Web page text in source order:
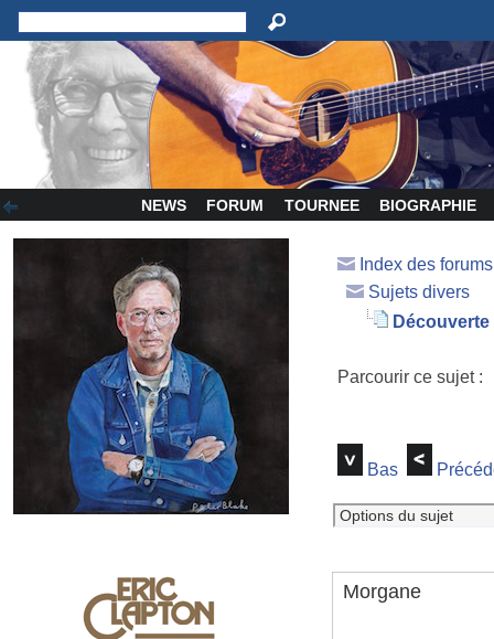
NEWS FORUM TOURNEE BIOGRAPHIE
Index des
Sujets divers
Parcourir ce sujet
Bas
Morgane